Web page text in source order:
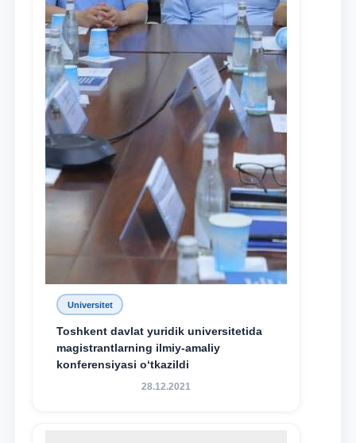
Universitet
Toshkent davlat yuridik universitetida
magistrantlarning ilmiy-amaliy
konferensiyasi o‘tkazildi
28.12.2021